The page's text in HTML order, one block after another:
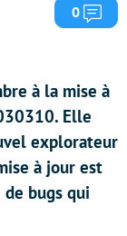
0
à la mise à
Elle
explorateur
à jour est
bugs qui